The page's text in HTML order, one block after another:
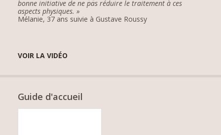
bonne initiative de ne pas réduire le traitement à ces
aspects physiques. »
Mélanie, 37 ans suivie à Gustave Roussy
VOIR LA VIDÉO
Guide d'accueil